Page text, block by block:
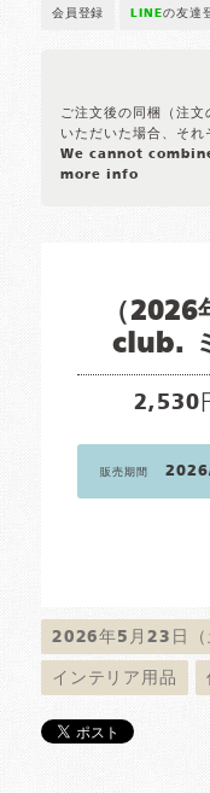
会員登録 LINEの友達
ご注文後の同梱（注文
いただいた場合、それ
We cannot
more info
（
club.
2,530
販売期間
2026年5月23日
インテリア用品